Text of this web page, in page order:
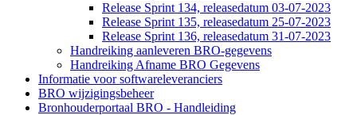
Release Sprint 134, releasedatum 03-07-2023
Release Sprint 135, releasedatum 25-07-2023
Release Sprint 136, releasedatum 31-07-2023
Handreiking aanleveren BRO-gegevens
Handreiking Afname BRO Gegevens
Informatie voor softwareleveranciers
BRO wijzigingsbeheer
Bronhouderportaal BRO - Handleiding